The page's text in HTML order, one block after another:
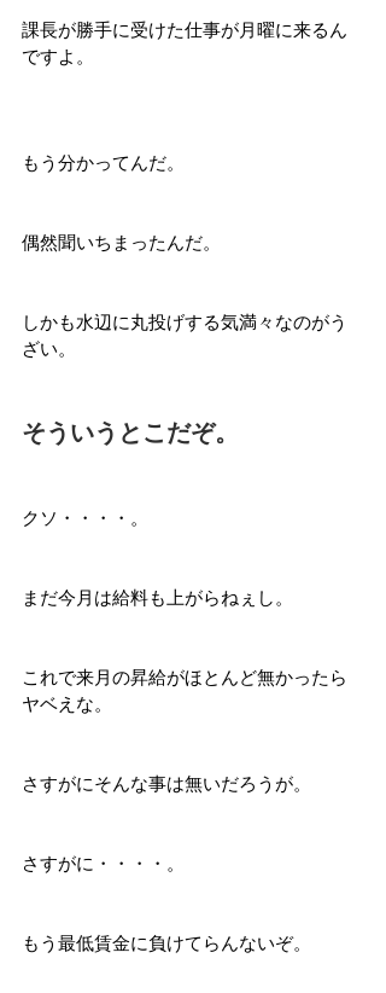
課長が勝手に受けた仕事が月曜に来るん
ですよ。
もう分かってんだ。
偶然聞いちまったんだ。
しかも水辺に丸投げする気満々なのがう
ざい。
そういうとこだぞ。
クソ・・・・。
まだ今月は給料も上がらねぇし。
これで来月の昇給がほとんど無かったら
ヤベえな。
さすがにそんな事は無いだろうが。
さすがに・・・・。
もう最低賃金に負けてらんないぞ。